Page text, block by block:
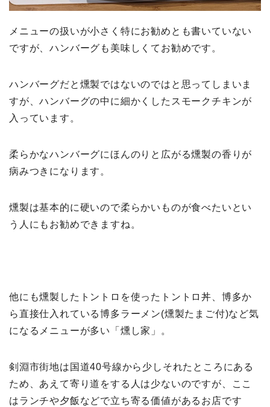
メニューの扱いが小さく特にお勧めとも書いていない
ですが、ハンバーグも美味しくてお勧めです。
ハンバーグだと燻製ではないのではと思ってしまいま
すが、ハンバーグの中に細かくしたスモークチキンが
入っています。
柔らかなハンバーグにほんのりと広がる燻製の香りが
病みつきになります。
燻製は基本的に硬いので柔らかいものが食べたいとい
う人にもお勧めできますね。
他にも燻製したトントロを使ったトントロ丼、博多か
ら直接仕入れている博多ラーメン(燻製たまご付)など気
になるメニューが多い「燻し家」。
剣淵市街地は国道40号線から少しそれたところにある
ため、あえて寄り道をする人は少ないのですが、ここ
はランチや夕飯などで立ち寄る価値があるお店です